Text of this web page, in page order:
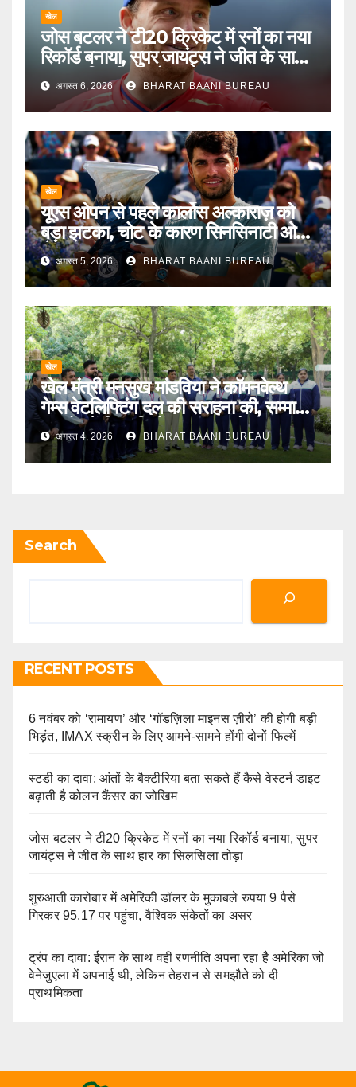
खेल
जोस बटलर ने टी20 क्रिकेट में रनों का नया
रिकॉर्ड बनाया, सुपर जायंट्स ने जीत के साथ
हार का सिलसिला तोड़ा
अगस्त 6, 2026 BHARAT BAANI BUREAU
खेल
यूएस ओपन से पहले कार्लोस अल्काराज़ को
बड़ा झटका, चोट के कारण सिनसिनाटी ओपन
से नाम वापस लिया
अगस्त 5, 2026 BHARAT BAANI BUREAU
खेल
खेल मंत्री मनसुख मांडविया ने कॉमनवेल्थ
गेम्स वेटलिफ्टिंग दल की सराहना की, सम्मान
समारोह में खिलाड़ियों का बढ़ाया हौसला
अगस्त 4, 2026 BHARAT BAANI BUREAU
Search
RECENT POSTS
6 नवंबर को ‘रामायण’ और ‘गॉडज़िला माइनस ज़ीरो’ की होगी बड़ी
भिड़ंत, IMAX स्क्रीन के लिए आमने-सामने होंगी दोनों फिल्में
स्टडी का दावा: आंतों के बैक्टीरिया बता सकते हैं कैसे वेस्टर्न डाइट
बढ़ाती है कोलन कैंसर का जोखिम
जोस बटलर ने टी20 क्रिकेट में रनों का नया रिकॉर्ड बनाया, सुपर
जायंट्स ने जीत के साथ हार का सिलसिला तोड़ा
शुरुआती कारोबार में अमेरिकी डॉलर के मुकाबले रुपया 9 पैसे
गिरकर 95.17 पर पहुंचा, वैश्विक संकेतों का असर
ट्रंप का दावा: ईरान के साथ वही रणनीति अपना रहा है अमेरिका जो
वेनेजुएला में अपनाई थी, लेकिन तेहरान से समझौते को दी
प्राथमिकता